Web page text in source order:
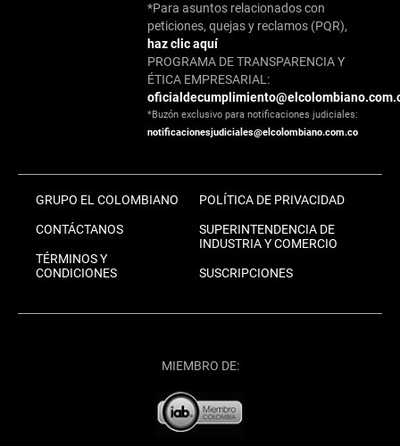
*Para asuntos relacionados con
peticiones, quejas y reclamos (PQR),
haz clic aquí
PROGRAMA DE TRANSPARENCIA Y
ÉTICA EMPRESARIAL:
*Buzón exclusivo para notificaciones judiciales:
notificacionesjudiciales@elcolombiano.com.co
GRUPO EL COLOMBIANO
CONTÁCTANOS
TÉRMINOS Y
CONDICIONES
POLÍTICA DE PRIVACIDAD
SUPERINTENDENCIA DE
INDUSTRIA Y COMERCIO
SUSCRIPCIONES
MIEMBRO DE: